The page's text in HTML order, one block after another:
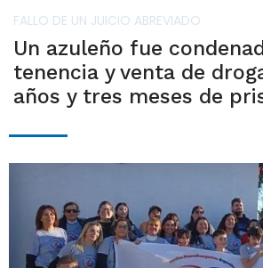
FALLO DE UN JUICIO ABREVIADO
Un azuleño fue
tenencia y venta de
años y tres meses de